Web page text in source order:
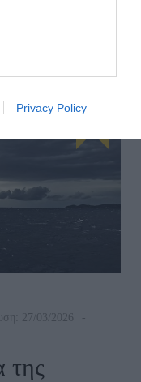
Privacy Policy
27/03/2026